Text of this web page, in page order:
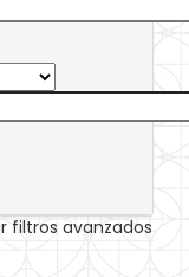
filtros avanzados